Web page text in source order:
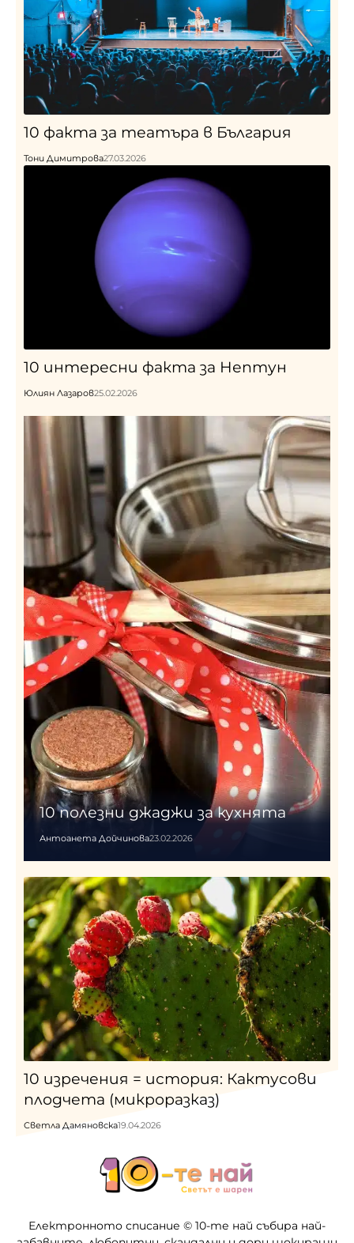
10 факта за театъра в България
Тони Димитрова27.03.2026
10 интересни факта за Нептун
Юлиян Лазаров25.02.2026
10 полезни джаджи за кухнята
Антоанета Дойчинова23.02.2026
10 изречения = история: Кактусови
плодчета (микроразказ)
Светла Дамяновска19.04.2026
Електронното списание © 10-те най събира най-